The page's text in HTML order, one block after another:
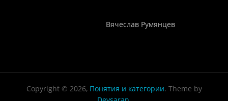
Вячеслав Румянцев
Copyright © 2026, Понятия и категории. Theme by